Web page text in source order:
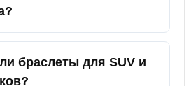
браслеты для SUV и